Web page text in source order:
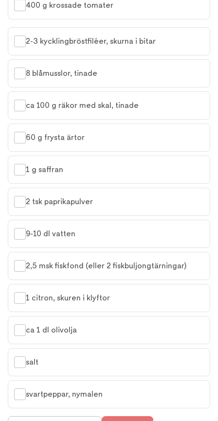
400 g krossade tomater
2-3 kycklingbröstfiléer, skurna i bitar
8 blåmusslor, tinade
ca 100 g räkor med skal, tinade
60 g frysta ärtor
1 g saffran
2 tsk paprikapulver
9-10 dl vatten
2,5 msk fiskfond (eller 2 fiskbuljongtärningar)
1 citron, skuren i klyftor
ca 1 dl olivolja
salt
svartpeppar, nymalen